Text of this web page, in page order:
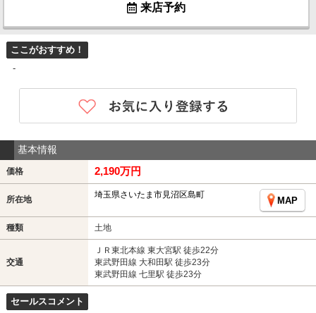
来店予約
ここがおすすめ！
-
基本情報
価格 2,190万円
所在地 埼玉県さいたま市見沼区島町
MAP
種類 土地
交通
ＪＲ東北本線 東大宮駅 徒歩22分
東武野田線 大和田駅 徒歩23分
東武野田線 七里駅 徒歩23分
セールスコメント